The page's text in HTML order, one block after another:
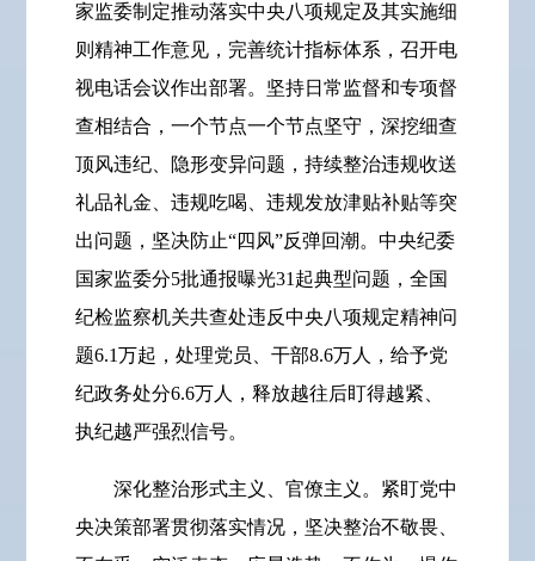
家监委制定推动落实中央八项规定及其实施细
则精神工作意见，完善统计指标体系，召开电
视电话会议作出部署。坚持日常监督和专项督
查相结合，一个节点一个节点坚守，深挖细查
顶风违纪、隐形变异问题，持续整治违规收送
礼品礼金、违规吃喝、违规发放津贴补贴等突
出问题，坚决防止“四风”反弹回潮。中央纪委
国家监委分5批通报曝光31起典型问题，全国
纪检监察机关共查处违反中央八项规定精神问
题6.1万起，处理党员、干部8.6万人，给予党
纪政务处分6.6万人，释放越往后盯得越紧、
执纪越严强烈信号。
深化整治形式主义、官僚主义。紧盯党中
央决策部署贯彻落实情况，坚决整治不敬畏、